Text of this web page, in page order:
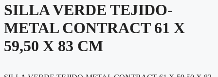
SILLA VERDE TEJIDO-
METAL CONTRACT 61 X
59,50 X 83 CM